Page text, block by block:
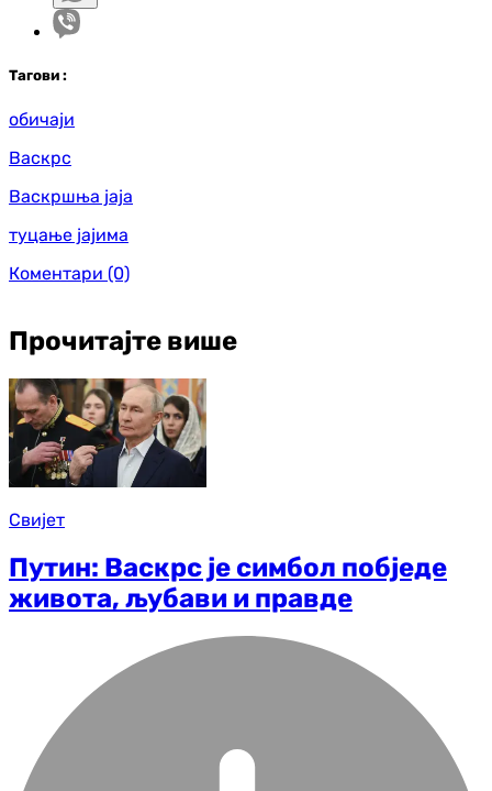
Тагови :
обичаји
Васкрс
Васкршња јаја
туцање јајима
Коментари (0)
Прочитајте више
Свијет
Путин: Васкрс је симбол побједе
живота, љубави и правде